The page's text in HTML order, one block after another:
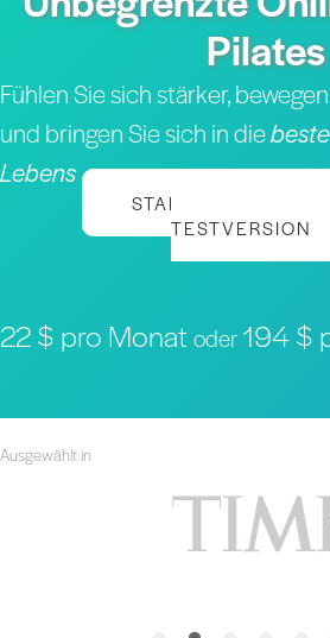
Pilates
Fühlen Sie sich stärker,
und bringen Sie sich in die
Lebens
STARTEN SIE IHRE
TESTVERSION
22 $ pro Monat oder194 $
Ausgewählt in